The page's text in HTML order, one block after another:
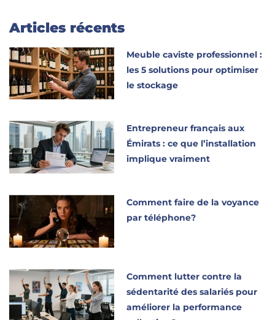
Articles récents
Meuble caviste professionnel :
les 5 solutions pour optimiser
le stockage
Entrepreneur français aux
Émirats : ce que l’installation
implique vraiment
Comment faire de la voyance
par téléphone?
Comment lutter contre la
sédentarité des salariés pour
améliorer la performance